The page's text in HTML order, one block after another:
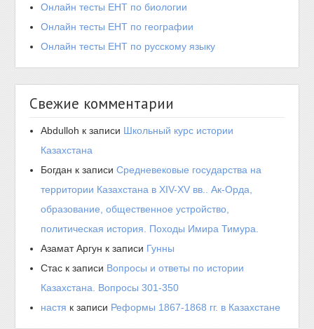
Онлайн тесты ЕНТ по биологии
Онлайн тесты ЕНТ по географии
Онлайн тесты ЕНТ по русскому языку
Свежие комментарии
Abdulloh к записи Школьный курс истории
Казахстана
Богдан к записиСредневековые государства на
территории Казахстана в XIV-XV вв.. Ак-Орда,
образование, общественное устройство,
политическая история. Походы Имира Тимура.
Азамат Аргун к записи Гунны
Стас к записи Вопросы и ответы по истории
Казахстана. Вопросы 301-350
настя к записи Реформы 1867-1868 гг. в Казахстане